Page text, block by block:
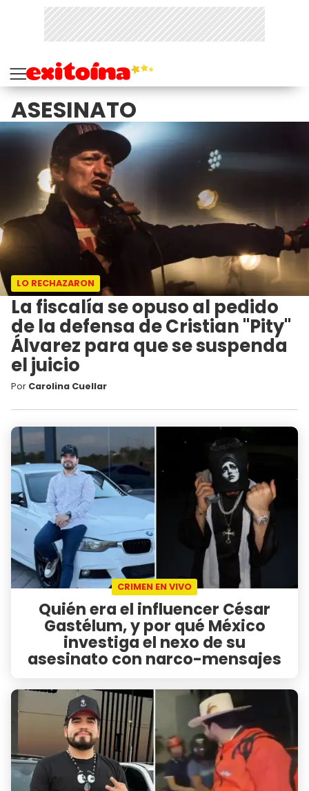
ASESINATO
LO RECHAZARON
La fiscalía se opuso al pedido
de la defensa de Cristian "Pity"
Álvarez para que se suspenda
el juicio
Por Carolina Cuellar
CRIMEN EN VIVO
Quién era el influencer César
Gastélum, y por qué México
investiga el nexo de su
asesinato con narco-mensajes